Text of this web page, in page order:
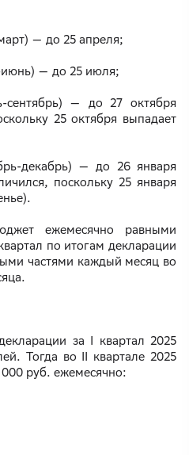
— до 25 апреля;
июнь) — до 25 июля;
сентябрь) — до 27 октября
25 октября выпадает
декабрь) — до 26 января
поскольку 25 января
ежемесячно равными
по итогам декларации
частями каждый месяц во
за I квартал 2025
Тогда во II квартале 2025
000 руб. ежемесячно: